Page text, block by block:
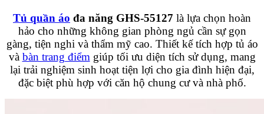
Tủ quần áo đa năng GHS-55127 là lựa chọn hoàn
hảo cho những không gian phòng ngủ cần sự gọn
gàng, tiện nghi và thẩm mỹ cao. Thiết kế tích hợp tủ áo
và bàn trang điểm giúp tối ưu diện tích sử dụng, mang
lại trải nghiệm sinh hoạt tiện lợi cho gia đình hiện đại,
đặc biệt phù hợp với căn hộ chung cư và nhà phố.